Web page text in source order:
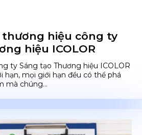
thương hiệu công ty
hiệu ICOLOR
ty Sáng tạo Thương hiệu ICOLOR
hạn, mọi giới hạn đều có thể phá
mà chúng...